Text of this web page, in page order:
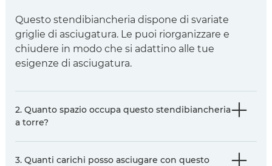
Questo stendibiancheria dispone di svariate
griglie di asciugatura. Le puoi riorganizzare e
chiudere in modo che si adattino alle tue
esigenze di asciugatura.
2. Quanto spazio occupa questo stendibiancheria
a torre?
3. Quanti carichi posso asciugare con questo